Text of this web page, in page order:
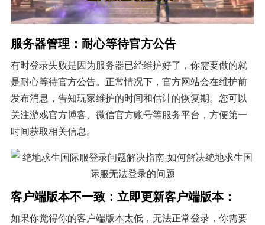
服务器管理：耐心等待官方公告
有时登录失败是因为服务器已经维护好了，你需要做的就
是耐心等待官方公告。正常情况下，官方网站会在维护前
发布消息，告知玩家维护的时间和估计的恢复期。您可以
关注游戏官方博客、微信官方账号等服务平台，方便第一
时间获取相关信息。
客户端版本不一致：立即更新客户端版本：
如果你觉得你的客户端版本太低，无法正常登录，你需要